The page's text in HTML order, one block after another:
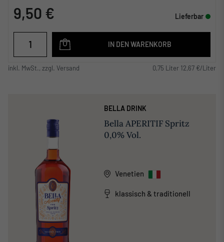
9,50 € Lieferbar
IN DEN WARENKORB
inkl. MwSt., zzgl. Versand 0,75 Liter 12,67 €/Liter
BELLA DRINK
Bella APERITIF Spritz
0,0% Vol.
Venetien
klassisch & traditionell